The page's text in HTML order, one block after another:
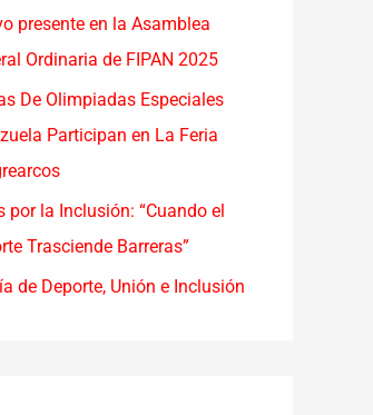
presente en la Asamblea
Ordinaria de FIPAN 2025
De Olimpiadas Especiales
Participan en La Feria
por la Inclusión: “Cuando el
Trasciende Barreras”
de Deporte, Unión e Inclusión